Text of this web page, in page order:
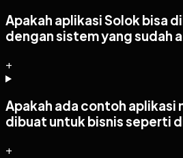
Apakah aplikasi Solok bisa
dengan sistem yang sudah
+
Apakah ada contoh aplikasi
dibuat untuk bisnis seperti
+